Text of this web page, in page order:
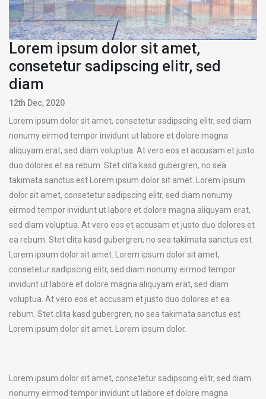
Lorem ipsum dolor sit amet,
consetetur sadipscing elitr, sed
diam
12th Dec, 2020
Lorem ipsum dolor sit amet, consetetur sadipscing elitr, sed diam
nonumy eirmod tempor invidunt ut labore et dolore magna
aliquyam erat, sed diam voluptua. At vero eos et accusam et justo
duo dolores et ea rebum. Stet clita kasd gubergren, no sea
takimata sanctus est Lorem ipsum dolor sit amet. Lorem ipsum
dolor sit amet, consetetur sadipscing elitr, sed diam nonumy
eirmod tempor invidunt ut labore et dolore magna aliquyam erat,
sed diam voluptua. At vero eos et accusam et justo duo dolores et
ea rebum. Stet clita kasd gubergren, no sea takimata sanctus est
Lorem ipsum dolor sit amet. Lorem ipsum dolor sit amet,
consetetur sadipscing elitr, sed diam nonumy eirmod tempor
invidunt ut labore et dolore magna aliquyam erat, sed diam
voluptua. At vero eos et accusam et justo duo dolores et ea
rebum. Stet clita kasd gubergren, no sea takimata sanctus est
Lorem ipsum dolor sit amet. Lorem ipsum dolor.
Lorem ipsum dolor sit amet, consetetur sadipscing elitr, sed diam
nonumy eirmod tempor invidunt ut labore et dolore magna